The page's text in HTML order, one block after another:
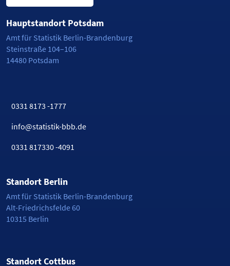
Hauptstandort Potsdam
Amt für Statistik Berlin-Brandenburg
Steinstraße 104–106
14480 Potsdam
0331 8173 -1777
info@statistik-bbb.de
0331 817330 -4091
Standort Berlin
Amt für Statistik Berlin-Brandenburg
Alt-Friedrichsfelde 60
10315 Berlin
Standort Cottbus